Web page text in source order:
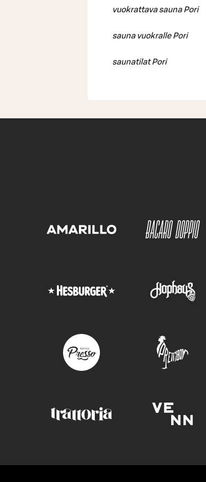
vuokrattava sauna Pori
sauna vuokralle Pori
saunatilat Pori